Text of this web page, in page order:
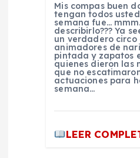
Mis compas buen
tengan todos
semana fue…
describirlo??? Ya
un verdadero circo
animadores de
pintada y zapatos
quienes dieron las
que no
actuaciones para
semana…
LEER